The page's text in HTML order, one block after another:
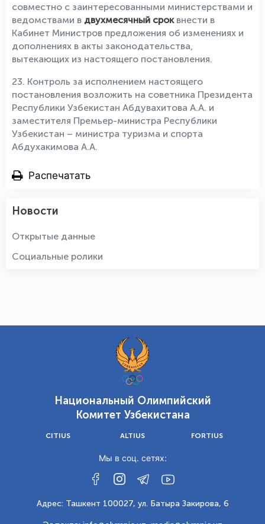
совместно с заинтересованными министерствами и
ведомствами в двухмесячный сроквнести в
Кабинет Министров предложения об изменениях и
дополнениях в акты законодательства,
вытекающих из настоящего постановления.
23. Контроль за исполнением настоящего
постановления возложить на советника Президента
Республики Узбекистан Абдувахитова А.А. и
заместителя Премьер-министра Республики
Узбекистан – министра туризма и спорта
Абдухакимова А.А.
Распечатать
Новости
Открытые данные
Социальные ролики
Национальный Олимпийский
Комитет Узбекистана
CITIUS ALTIUS FORTIUS
Мы в соц. сетях:
Адрес: Ташкент 100027, ул. Батыра Закирова, 6